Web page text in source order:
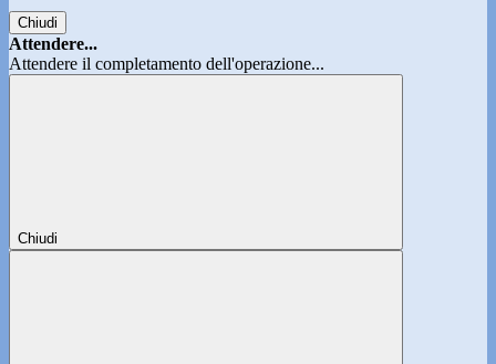
Chiudi
Attendere...
Attendere il completamento dell'operazione...
Chiudi